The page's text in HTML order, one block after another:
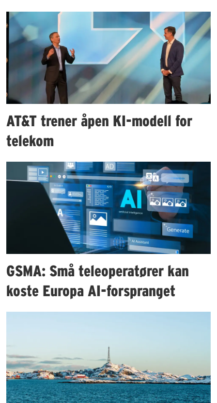
AT&T trener åpen KI-modell for
telekom
GSMA: Små teleoperatører kan
koste Europa AI-forspranget